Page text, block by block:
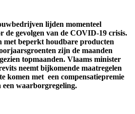
lijden momenteel
de gevolgen van de COVID-19 crisis.
met beperkt houdbare producten
zijn de maanden
topmaanden. Vlaams minister
neemt bijkomende maatregelen
komen met een compensatiepremie
een waarborgregeling.